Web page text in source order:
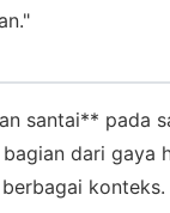
santai** pada
dari gaya
konteks.